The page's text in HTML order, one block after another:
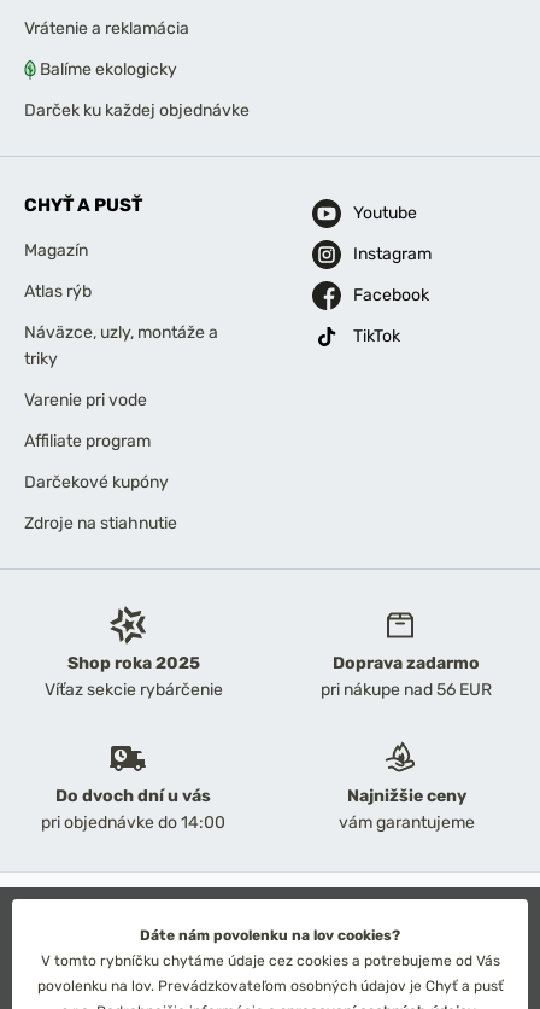
Shop roka 2025
Víťaz sekcie rybárčenie
Doprava zadarmo
pri nákupe nad 56 EUR
Do dvoch dní u vás
pri objednávke do 14:00
Najnižšie ceny
vám garantujeme
Vrátenie a reklamácia
Balíme ekologicky
Darček ku každej objednávke
CHYŤ A PUSŤ
Magazín
Atlas rýb
Náväzce, uzly, montáže a
triky
Varenie pri vode
Affiliate program
Darčekové kupóny
Zdroje na stiahnutie
Youtube
Instagram
Facebook
TikTok
Obchodné podmienky
Ochrana osobných údajov
Technické riešenie: Simplia s.r.o.
Strategický dizajn: Petr Široký
Dáte nám povolenku na lov cookies?
V tomto rybníčku chytáme údaje cez cookies a potrebujeme od Vás
povolenku na lov. Prevádzkovateľom osobných údajov je Chyť a pusť